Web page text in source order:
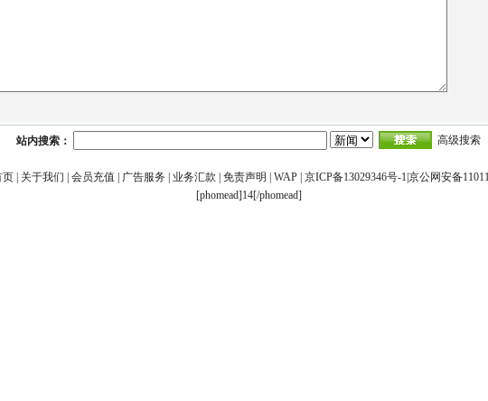
站内搜索： 高级搜索
页| 关于我们 会员充值 广告服务 业务汇款 免责声明 WAP| 京ICP备13029346号-1|京公网安备
[phomead]14[/phomead]